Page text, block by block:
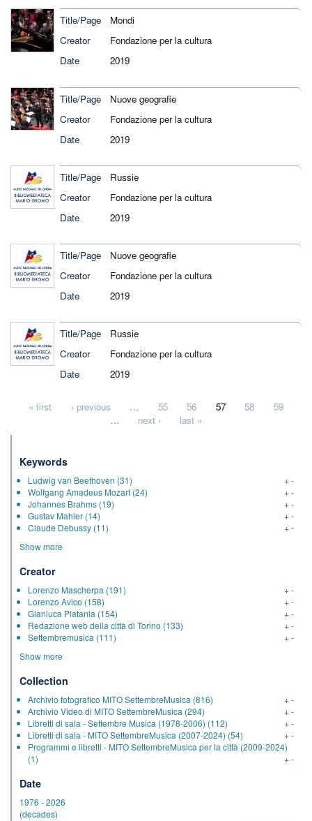
Title/Page
Mondi
Creator
Fondazione per la cultura
Date
2019
Title/Page
Nuove geografie
Creator
Fondazione per la cultura
Date
2019
Title/Page
Russie
Creator
Fondazione per la cultura
Date
2019
Title/Page
Nuove geografie
Creator
Fondazione per la cultura
Date
2019
Title/Page
Russie
Creator
Fondazione per la cultura
Date
2019
Pages
« first ‹ previous … 55 56 57 58
59
…
next › last »
Keywords
Ludwig van Beethoven (31) +-
Wolfgang Amadeus Mozart (24) +-
Johannes Brahms (19) +-
Gustav Mahler (14) +-
Claude Debussy (11) +-
Show more
Creator
Lorenzo Mascherpa (191) +-
Lorenzo Avico (158) +-
Gianluca Platania (154) +-
Redazione web della città di Torino (133) +-
Settembremusica (111) +-
Show more
Collection
Archivio fotografico MITO SettembreMusica (816) +-
Archivio Video di MITO SettembreMusica (294) +-
Libretti di sala - Settembre Musica (1978-2006) (112) +-
Libretti di sala - MITO SettembreMusica (2007-2024) (54) +-
Programmi e libretti - MITO SettembreMusica per la città (2009-2024)
(1)
+-
Date
1976 -2026
(decades)